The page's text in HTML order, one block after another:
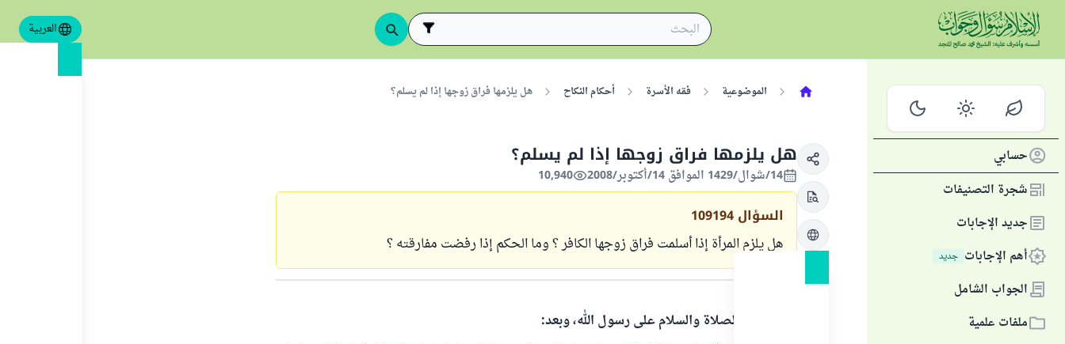
العربية
حسابي
شجرة التصنيفات
جديد الإجابات
أهم الإجابات جديد
الجواب الشامل
ملفات علمية
الموضوعية فقه الأسرة أحكام النكاح هل يلزمها فراق زوجها إذا لم يسلم؟
هل يلزمها فراق زوجها إذا لم يسلم؟
14/شوال/1429 الموافق 14/أكتوبر/2008 10,940
السؤال 109194
هل يلزم المرأة إذا أسلمت فراق زوجها الكافر ؟ وما الحكم إذا رفضت مفارقته ؟
الحمد لله والصلاة والسلام على رسول الله، وبعد: